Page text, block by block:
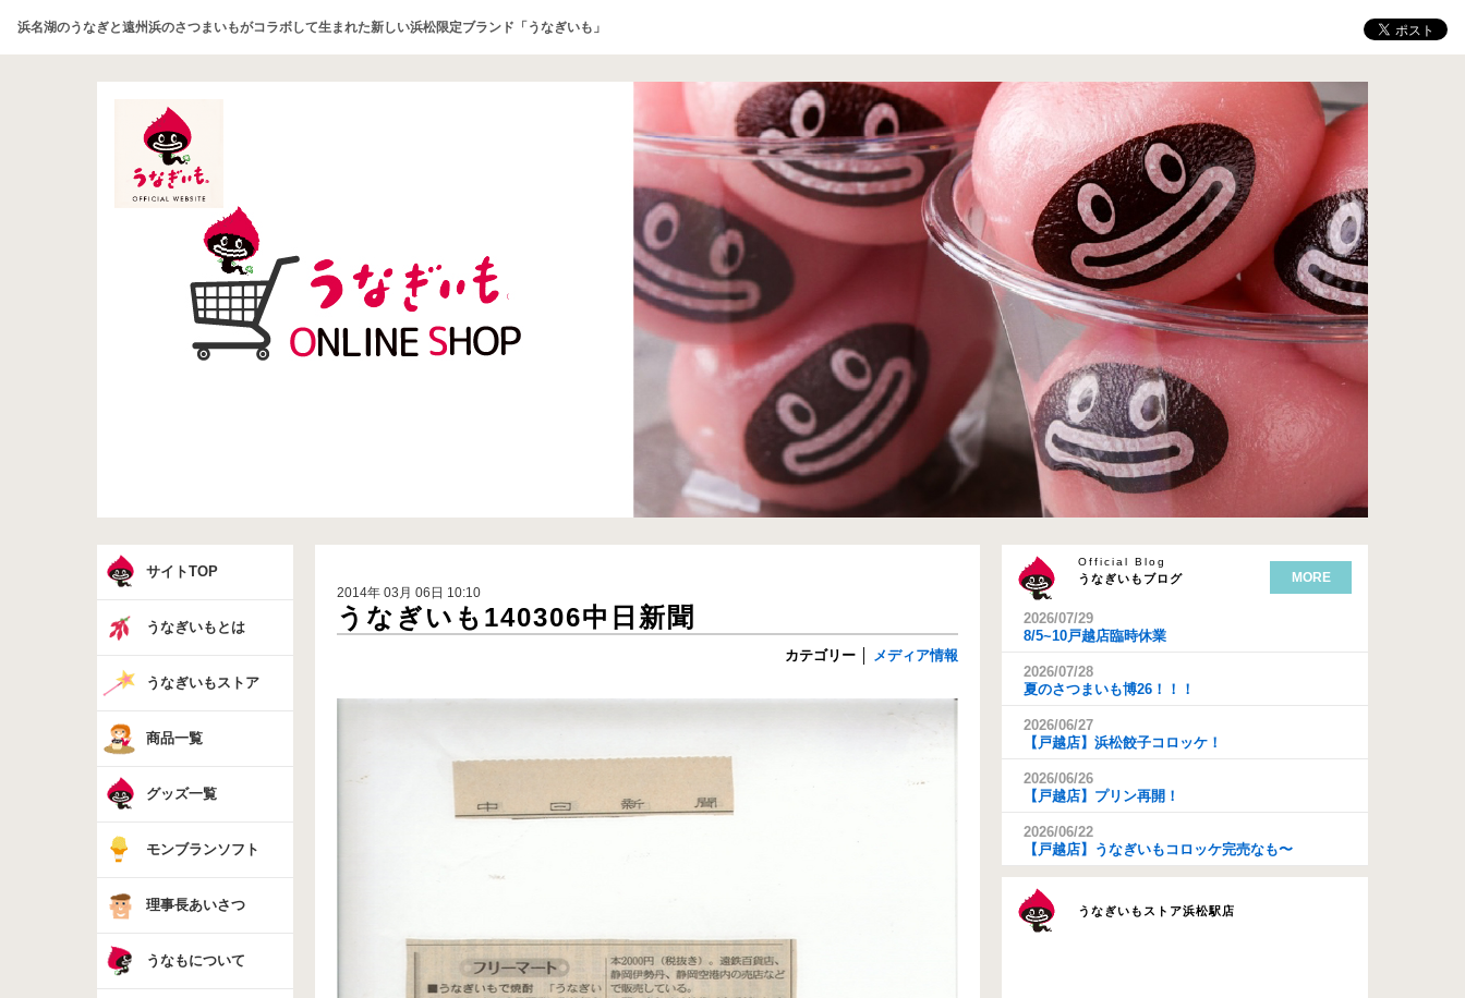
浜名湖のうなぎと遠州浜のさつまいもがコラボして生まれた新しい浜松限定ブランド「うなぎいも」
サイトTOP
うなぎいもとは
うなぎいもストア
商品一覧
グッズ一覧
モンブランソフト
理事長あいさつ
うなもについて
2014年 03月 06日 10:10
うなぎいも140306中日新聞
カテゴリー メディア情報
うなぎいもブログ
Official Blog
MORE
2026/07/29
8/5~10戸越店臨時休業
2026/07/28
夏のさつまいも博26！！！
2026/06/27
【戸越店】浜松餃子コロッケ！
2026/06/26
【戸越店】プリン再開！
2026/06/22
【戸越店】うなぎいもコロッケ完売なも〜
うなぎいもストア浜松駅店